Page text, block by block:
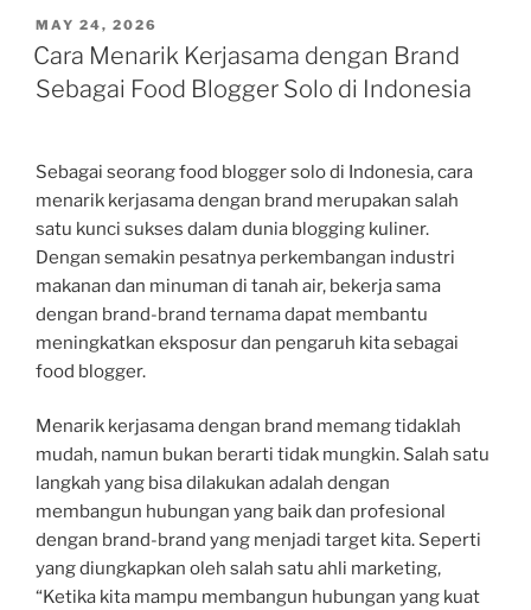
POSTED
ON
MAY 24, 2026
Cara Menarik Kerjasama dengan Brand
Sebagai Food Blogger Solo di Indonesia
Sebagai seorang food blogger solo di Indonesia, cara
menarik kerjasama dengan brand merupakan salah
satu kunci sukses dalam dunia blogging kuliner.
Dengan semakin pesatnya perkembangan industri
makanan dan minuman di tanah air, bekerja sama
dengan brand-brand ternama dapat membantu
meningkatkan eksposur dan pengaruh kita sebagai
food blogger.
Menarik kerjasama dengan brand memang tidaklah
mudah, namun bukan berarti tidak mungkin. Salah satu
langkah yang bisa dilakukan adalah dengan
membangun hubungan yang baik dan profesional
dengan brand-brand yang menjadi target kita. Seperti
yang diungkapkan oleh salah satu ahli marketing,
“Ketika kita mampu membangun hubungan yang kuat